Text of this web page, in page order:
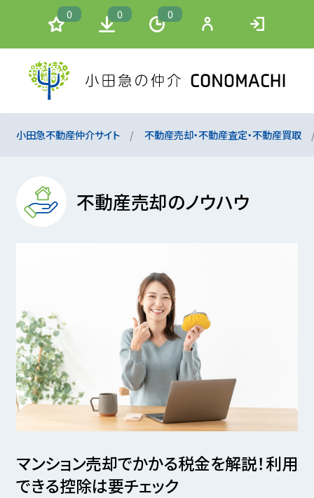
0 0 0
小田急不動産仲介サイト 不動産売却・不動産査定・不動産買取
不動産売却のノウハウ
マンション売却でかかる税金を解説！利用
できる控除は要チェック